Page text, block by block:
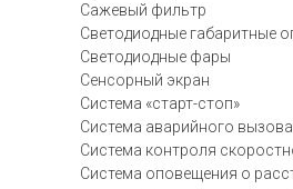
Сажевый фильтр
Светодиодные габаритные
Светодиодные фары
Сенсорный экран
Система «старт-стоп»
Система аварийного вызова
Система контроля
Система оповещения о